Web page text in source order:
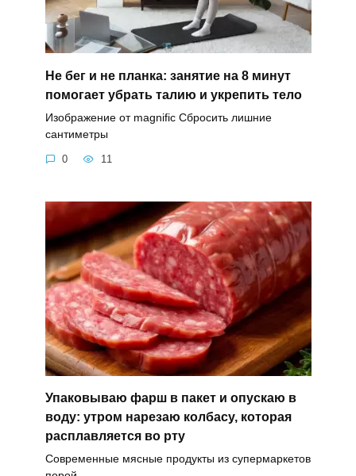
Не бег и не планка: занятие на 8 минут
помогает убрать талию и укрепить тело
Изображение от magnific Сбросить лишние
сантиметры
0 11
Упаковываю фарш в пакет и опускаю в
воду: утром нарезаю колбасу, которая
расплавляется во рту
Современные мясные продукты из супермаркетов